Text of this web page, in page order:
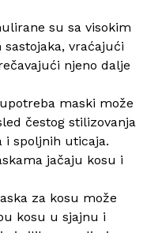
su sa visokim
vraćajući
njeno dalje
maski može
čestog stilizovanja
i spoljnih uticaja.
jačaju kosu i
za kosu može
kosu u sjajnu i